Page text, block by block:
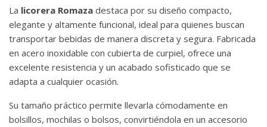
La licorera Romaza destaca por su diseño compacto,
elegante y altamente funcional, ideal para quienes buscan
transportar bebidas de manera discreta y segura. Fabricada
en acero inoxidable con cubierta de curpiel, ofrece una
excelente resistencia y un acabado sofisticado que se
adapta a cualquier ocasión.
Su tamaño práctico permite llevarla cómodamente en
bolsillos, mochilas o bolsos, convirtiéndola en un accesorio